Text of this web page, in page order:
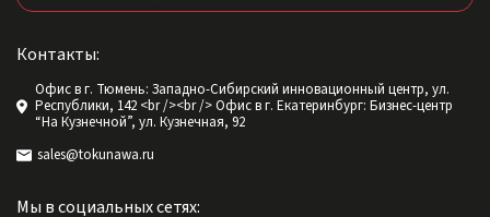
Контакты:
Офис в г. Тюмень: Западно-Сибирский инновационный центр, ул.
Республики, 142 <br /><br /> Офис в г. Екатеринбург: Бизнес-центр
“На Кузнечной”, ул. Кузнечная, 92
sales@tokunawa.ru
Мы в социальных сетях: